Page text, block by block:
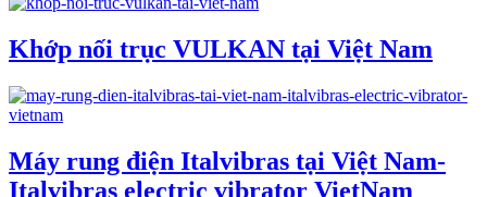
Khớp nối trục VULKAN tại Việt Nam
Máy rung điện Italvibras tại Việt Nam-
Italvibras electric vibrator VietNam